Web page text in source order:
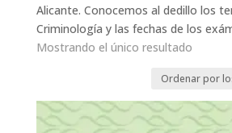
Alicante. Conocemos al dedillo los
Criminología y las fechas de los
Mostrando el único resultado